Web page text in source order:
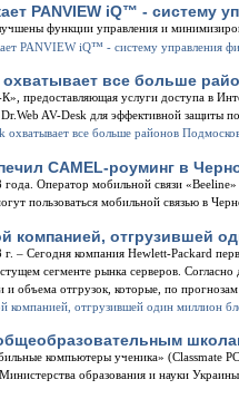
PANVIEW iQ™ - систему
функции управления и
охватывает все больше
предоставляющая услуги доступа в
AV-Desk для эффективной защиты
CAMEL-роуминг в
Оператор мобильной связи
пользоваться мобильной связью в
компанией, отгрузившей
– Сегодня компания Hewlett-Packard
сегменте рынка серверов.
и объема отгрузок, которые, по
компьютеры ученика» (Classmate
образования и науки Украины